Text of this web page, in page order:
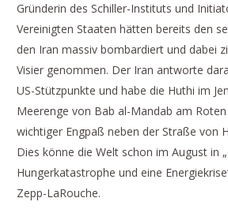
Gründerin des Schiller-Instituts und
Vereinigten Staaten hätten bereits den
den Iran massiv bombardiert und dabei
Visier genommen. Der Iran antworte
US-Stützpunkte und habe die Huthi im
Meerenge von Bab al-Mandab am
wichtiger Engpaß neben der Straße von
Dies könne die Welt schon im August in
Hungerkatastrophe und eine
Zepp-LaRouche.